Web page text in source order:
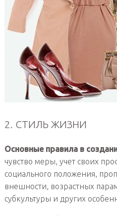
2. СТИЛЬ ЖИЗНИ
Основные правила в
чувство меры, учет своих
социального положения,
внешности, возрастных
субкультуры и других